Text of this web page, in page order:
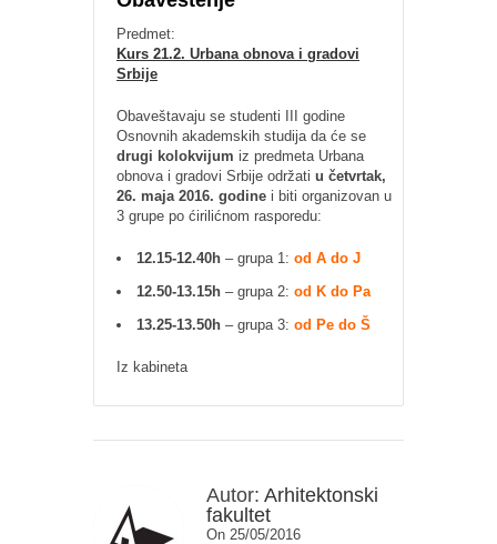
Predmet:
Kurs 21.2. Urbana obnova i gradovi
Srbije
Obaveštavaju se studenti III godine
Osnovnih akademskih studija da će se
drugi kolokvijum iz predmeta Urbana
obnova i gradovi Srbije održati u četvrtak,
26. maja 2016. godine i biti organizovan u
3 grupe po ćirilićnom rasporedu:
12.15-12.40h – grupa 1: od A do J
12.50-13.15h – grupa 2: od K do Pa
13.25-13.50h – grupa 3: od Pe do Š
Iz kabineta
Autor: Arhitektonski
fakultet
On 25/05/2016